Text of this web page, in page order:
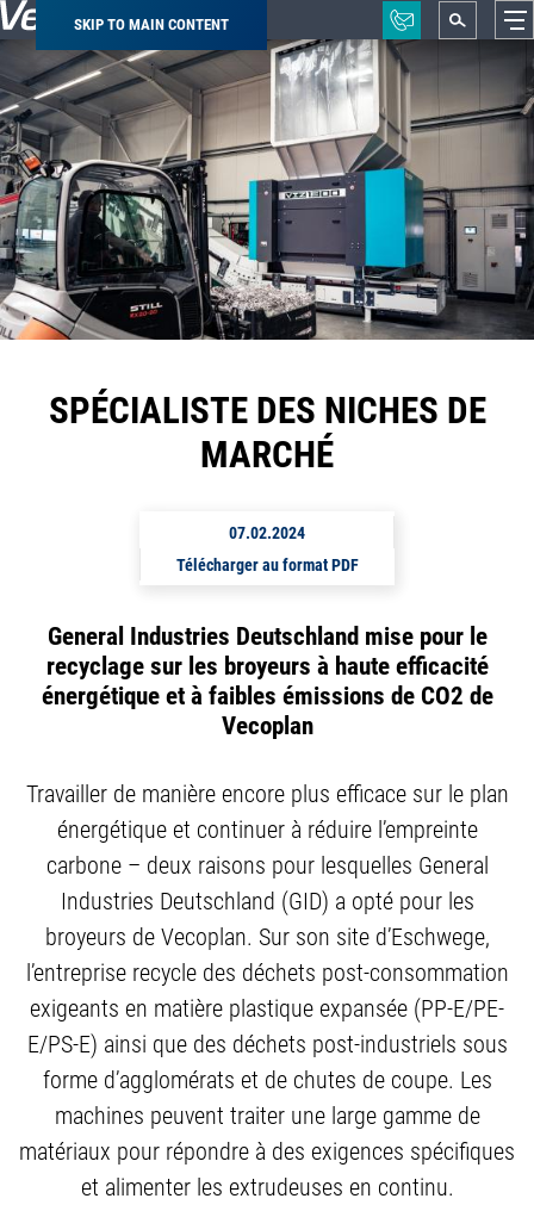
SKIP TO MAIN CONTENT
Breadcrumb
SPÉCIALISTE DES NICHES DE
MARCHÉ
07.02.2024
Télécharger au format PDF
General Industries Deutschland mise pour le
recyclage sur les broyeurs à haute efficacité
énergétique et à faibles émissions de CO2 de
Vecoplan
Travailler de manière encore plus efficace sur le plan
énergétique et continuer à réduire l’empreinte
carbone – deux raisons pour lesquelles General
Industries Deutschland (GID) a opté pour les
broyeurs de Vecoplan. Sur son site d’Eschwege,
l’entreprise recycle des déchets post-consommation
exigeants en matière plastique expansée (PP-E/PE-
E/PS-E) ainsi que des déchets post-industriels sous
forme d’agglomérats et de chutes de coupe. Les
machines peuvent traiter une large gamme de
matériaux pour répondre à des exigences spécifiques
et alimenter les extrudeuses en continu.